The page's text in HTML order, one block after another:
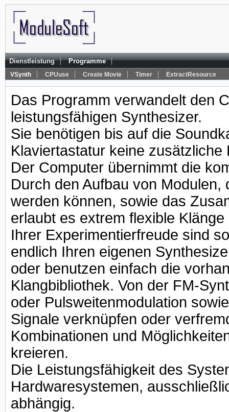
Dienstleistung | Programme |
VSynth | CPUuse | Create Movie | Timer | ExtractResource
Das Programm verwandelt den
leistungsfähigen Synthesizer.
Sie benötigen bis auf die
Klaviertastatur keine zusätzliche
Der Computer übernimmt die
Durch den Aufbau von
werden können, sowie das
erlaubt es extrem flexible
Ihrer Experimentierfreude sind
endlich Ihren eigenen
oder benutzen einfach die
Klangbibliothek. Von der FM-
oder Pulsweitenmodulation
Signale verknüpfen oder
Kombinationen und
kreieren.
Die Leistungsfähigkeit des
Hardwaresystemen,
abhängig.